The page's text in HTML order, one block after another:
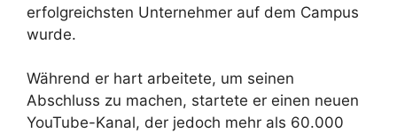
erfolgreichsten Unternehmer auf dem Campus
wurde.
Während er hart arbeitete, um seinen
Abschluss zu machen, startete er einen neuen
YouTube-Kanal, der jedoch mehr als 60.000